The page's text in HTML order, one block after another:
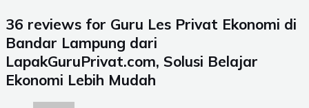
36 reviews for Guru Les Privat Ekonomi di
Bandar Lampung dari
LapakGuruPrivat.com, Solusi Belajar
Ekonomi Lebih Mudah